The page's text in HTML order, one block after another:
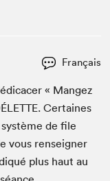
Français
« Mangez
. Cer­taines
de file
vous ren­seign­er
plus haut au